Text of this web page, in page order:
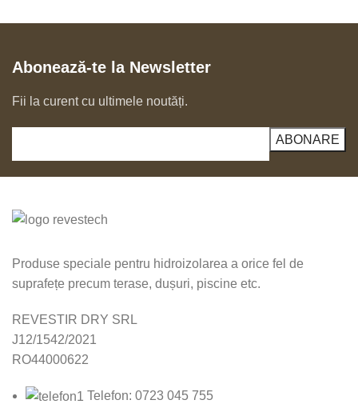
Abonează-te la Newsletter
Fii la curent cu ultimele noutăți.
Produse speciale pentru hidroizolarea a orice fel de
suprafețe precum terase, dușuri, piscine etc.
REVESTIR DRY SRL
J12/1542/2021
RO44000622
Telefon: 0723 045 755